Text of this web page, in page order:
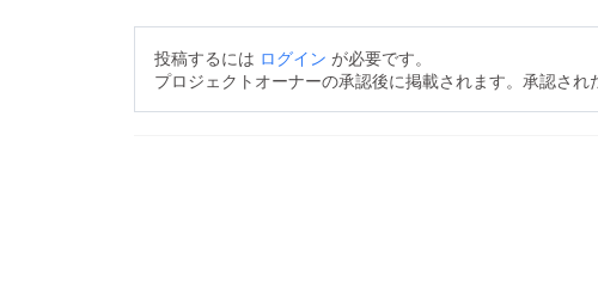
投稿するには ログイン が必要です。
プロジェクトオーナーの承認後に掲載されます。承認され